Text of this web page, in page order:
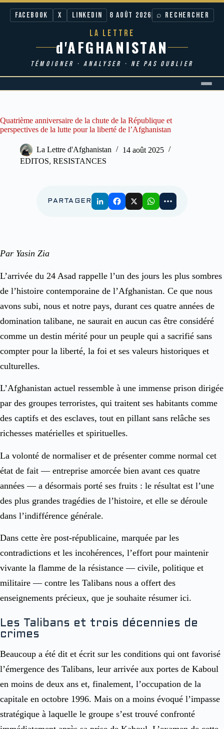
Facebook X LinkedIn 8 AOÛT 2026 ⌕ RECHERCHER
LA LETTRE
d'AFGHANISTAN
TÉMOIGNER · ANALYSER · NE PAS OUBLIER
Quatrième anniversaire de la chute de la République et
perspectives de la lutte pour la liberté de l’Afghanistan
La Lettre d'Afghanistan
14 août 2025
EDITOS, RESISTANCES
PARTAGER
Par Yasin Zia
L’arrivée du 24 Asad rappelle l’un des jours les plus sombres
de l’histoire contemporaine de l’Afghanistan. Ce que nous
avons subi, nous et notre pays, durant ces quatre années de
domination talibane, ne saurait en aucun cas être considéré
comme un destin mérité pour un peuple qui a sacrifié sans
compter pour la liberté, la foi et ses valeurs historiques et
culturelles.
L’Afghanistan actuel ressemble à une immense prison dirigée
par des groupes terroristes, qui traitent ses habitants comme
des captifs et des esclaves, tout en pillant sans relâche ses
richesses matérielles et spirituelles.
La volonté de normaliser et de présenter comme normal cet
état de fait — entreprise amorcée bien avant ces quatre
années — a désormais porté ses fruits : le résultat est l’une
des plus grandes tragédies de l’histoire, et elle se déroule
dans l’indifférence générale.
Dans cette ère post-républicaine, marquée par les
contradictions et les incohérences, l’effort pour maintenir
vivante la flamme de la résistance — civile, politique et
militaire — contre les Talibans nous a offert des
enseignements précieux, que je souhaite résumer ici.
Les Talibans et trois décennies de
crimes
Beaucoup a été dit et écrit sur les conditions qui ont favorisé
l’émergence des Talibans, leur arrivée aux portes de Kaboul
en moins de deux ans et, finalement, l’occupation de la
capitale en octobre 1996. Mais on a moins évoqué l’impasse
stratégique à laquelle le groupe s’est trouvé confronté